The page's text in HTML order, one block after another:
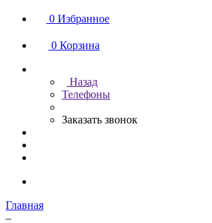
0 Избранное
0 Корзина
Назад
Телефоны
Заказать звонок
Главная
–